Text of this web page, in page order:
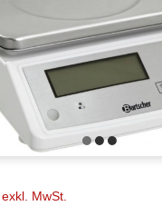
exkl. MwSt.